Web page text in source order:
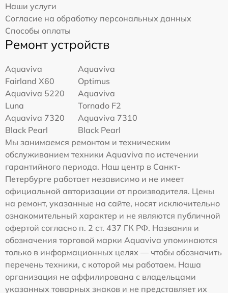
Наши услуги
Согласие на обработку персональных данных
Способы оплаты
Ремонт устройств
Aquaviva
Fairland X60
Aquaviva
Optimus
Aquaviva 5220
Luna
Aquaviva
Tornado F2
Aquaviva 7320
Black Pearl
Aquaviva 7310
Black Pearl
Мы занимаемся ремонтом и техническим
обслуживанием техники Aquaviva по истечении
гарантийного периода. Наш центр в Санкт-
Петербурге работает независимо и не имеет
официальной авторизации от производителя. Цены
на ремонт, указанные на сайте, носят исключительно
ознакомительный характер и не являются публичной
офертой согласно п. 2 ст. 437 ГК РФ. Названия и
обозначения торговой марки Aquaviva упоминаются
только в информационных целях — чтобы обозначить
перечень техники, с которой мы работаем. Наша
организация не аффилирована с владельцами
указанных товарных знаков и не представляет их